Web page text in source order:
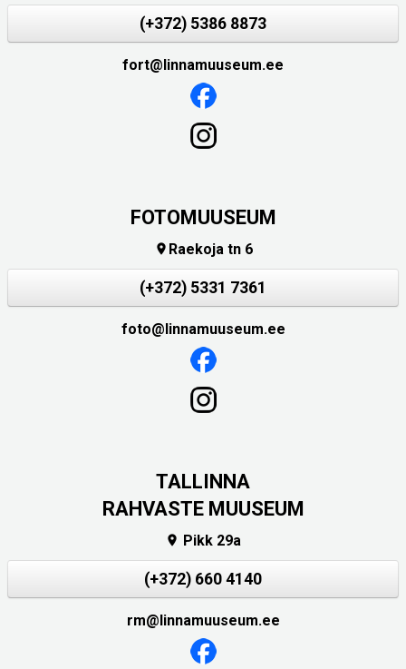
(+372) 5386 8873
fort@linnamuuseum.ee
FOTOMUUSEUM
 Raekoja tn 6
(+372) 5331 7361
foto@linnamuuseum.ee
TALLINNA
RAHVASTE MUUSEUM
 Pikk 29a
(+372) 660 4140
rm@linnamuuseum.ee